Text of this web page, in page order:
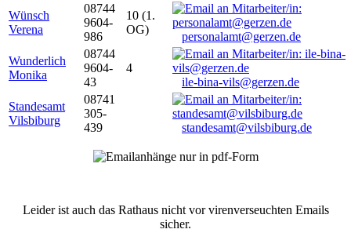
Wünsch
Verena
08744
9604-
986
10 (1.
OG)
personalamt@gerzen.de
Wunderlich
Monika
08744
9604-
43
4
ile-bina-vils@gerzen.de
Standesamt
Vilsbiburg
08741
305-
439
standesamt@vilsbiburg.de
Leider ist auch das Rathaus nicht vor virenverseuchten Emails
sicher.